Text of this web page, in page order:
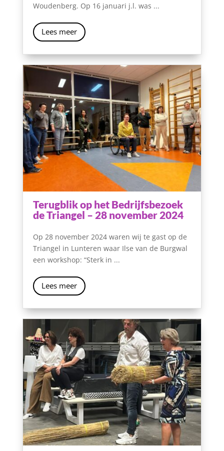
Woudenberg. Op 16 januari j.l. was ...
Lees meer
Terugblik op het Bedrijfsbezoek
de Triangel – 28 november 2024
Op 28 november 2024 waren wij te gast op de
Triangel in Lunteren waar Ilse van de Burgwal
een workshop: “Sterk in ...
Lees meer